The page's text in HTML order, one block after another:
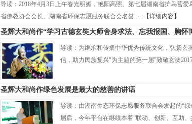
导读：2018年4月3日上午春光明媚，艳阳高照。第七届湖南省护鸟营
省佛教协会会长、湖南省环保志愿服务联合会名誉...... 【详细内容】
圣辉大和尚作“学习古德玄奘大师舍身求法、忘我报国、胸
导读：为继承和传播中华优秀传统文化，弘扬玄
信，助力民族复兴"为主题的第一届"致敬玄奘
圣辉大和尚作绿色发展是最大的慈善的讲话
导读：由湖南生态环保志愿服务联合会发起的“
届后，今年平台在继续本着“联动、创新、互助